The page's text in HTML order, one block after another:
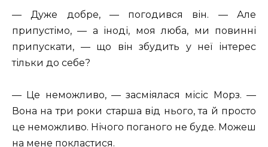
— Дуже добре, — погодився він. — Але
припустімо, — а іноді, моя люба, ми повинні
припускати, — що він збудить у неї інтерес
тільки до себе?
— Це неможливо, — засміялася місіс Морз. —
Вона на три роки старша від нього, та й просто
це неможливо. Нічого поганого не буде. Можеш
на мене покластися.